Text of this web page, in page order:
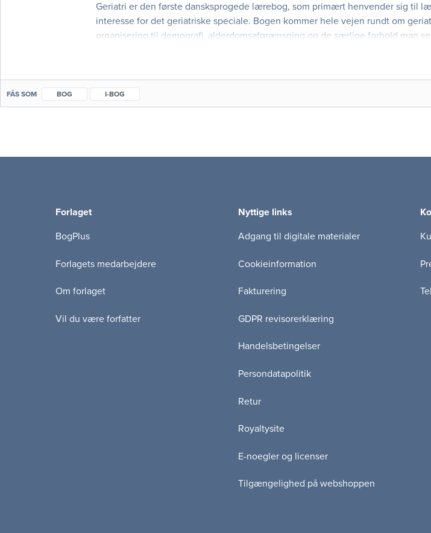
Geriatri er den første dansksprogede lærebog, som primært henvender sig til
interesse for det geriatriske speciale. Bogen kommer hele vejen rundt om
organisering til demografi, alderdomsafgrænsning og de særlige forhold man
FÅS SOM BOG I-BOG
Forlaget
BogPlus
Forlagets medarbejdere
Om forlaget
Vil du være forfatter
Nyttige links
Adgang til digitale materialer
Cookieinformation
Fakturering
GDPR revisorerklæring
Handelsbetingelser
Persondatapolitik
Retur
Royaltysite
E-noegler og licenser
Tilgængelighed på webshoppen